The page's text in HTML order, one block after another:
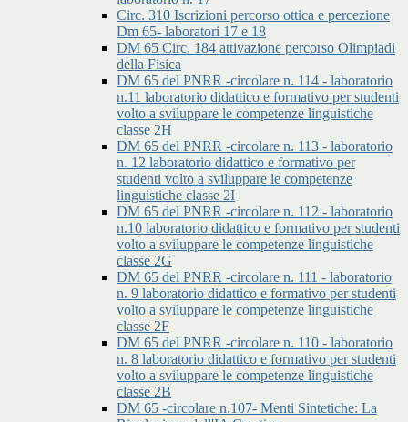
Circ. 310 Iscrizioni percorso ottica e percezione
Dm 65- laboratori 17 e 18
DM 65 Circ. 184 attivazione percorso Olimpiadi
della Fisica
DM 65 del PNRR -circolare n. 114 - laboratorio
n.11 laboratorio didattico e formativo per studenti
volto a sviluppare le competenze linguistiche
classe 2H
DM 65 del PNRR -circolare n. 113 - laboratorio
n. 12 laboratorio didattico e formativo per
studenti volto a sviluppare le competenze
linguistiche classe 2I
DM 65 del PNRR -circolare n. 112 - laboratorio
n.10 laboratorio didattico e formativo per studenti
volto a sviluppare le competenze linguistiche
classe 2G
DM 65 del PNRR -circolare n. 111 - laboratorio
n. 9 laboratorio didattico e formativo per studenti
volto a sviluppare le competenze linguistiche
classe 2F
DM 65 del PNRR -circolare n. 110 - laboratorio
n. 8 laboratorio didattico e formativo per studenti
volto a sviluppare le competenze linguistiche
classe 2B
DM 65 -circolare n.107- Menti Sintetiche: La